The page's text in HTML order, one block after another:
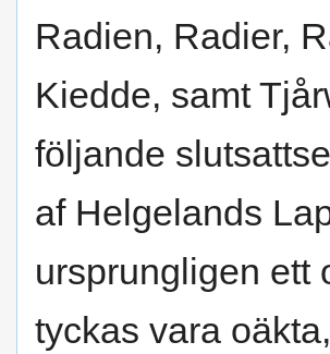
Radien, Radier,
Kiedde, samt
följande
af Helgelands
ursprungligen ett
tyckas vara